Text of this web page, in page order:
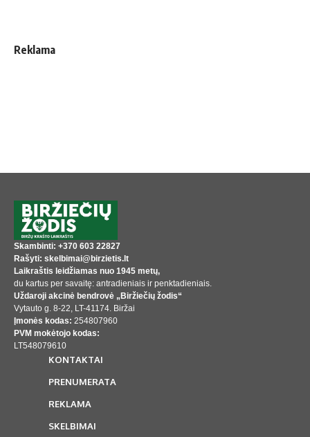
Reklama
Skambinti: +370 603 22827
Rašyti: skelbimai@birzietis.lt
Laikraštis leidžiamas nuo 1945 metų,
du kartus per savaitę: antradieniais ir penktadieniais.
Uždaroji akcinė bendrovė „Biržiečių žodis“
Vytauto g. 8-22, LT-41174. Biržai
Įmonės kodas: 254807960
PVM mokėtojo kodas:
LT548079610
KONTAKTAI
PRENUMERATA
REKLAMA
SKELBIMAI